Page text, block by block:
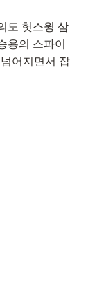
도 헛스윙 삼
용의 스파이
어지면서 잡